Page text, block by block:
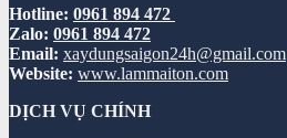
Hotline: 0961 894 472
Zalo: 0961 894 472
Email: xaydungsaigon24h@gmail.com
Website: www.lammaiton.com
DỊCH VỤ CHÍNH